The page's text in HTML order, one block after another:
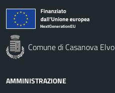
Comune di Casanova Elvo
AMMINISTRAZIONE